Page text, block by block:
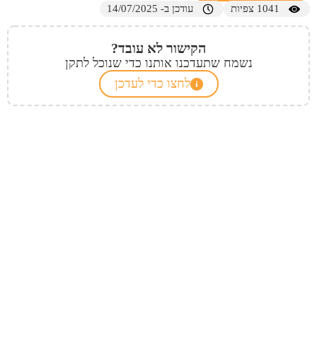
1041 צפיות עודכן ב- 14/07/2025
הקישור לא עובד?
נשמח שתעדכנו אותנו כדי שנוכל לתקן
לחצו כדי לעדכן